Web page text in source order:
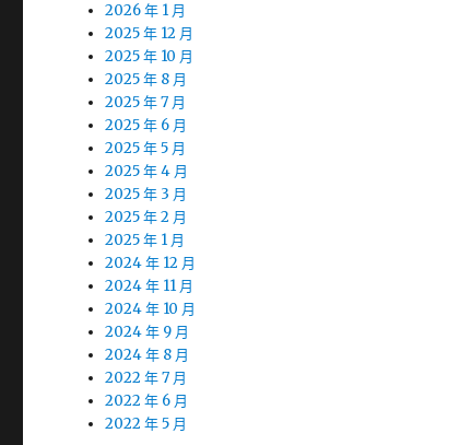
2026 年 1 月
2025 年 12 月
2025 年 10 月
2025 年 8 月
2025 年 7 月
2025 年 6 月
2025 年 5 月
2025 年 4 月
2025 年 3 月
2025 年 2 月
2025 年 1 月
2024 年 12 月
2024 年 11 月
2024 年 10 月
2024 年 9 月
2024 年 8 月
2022 年 7 月
2022 年 6 月
2022 年 5 月